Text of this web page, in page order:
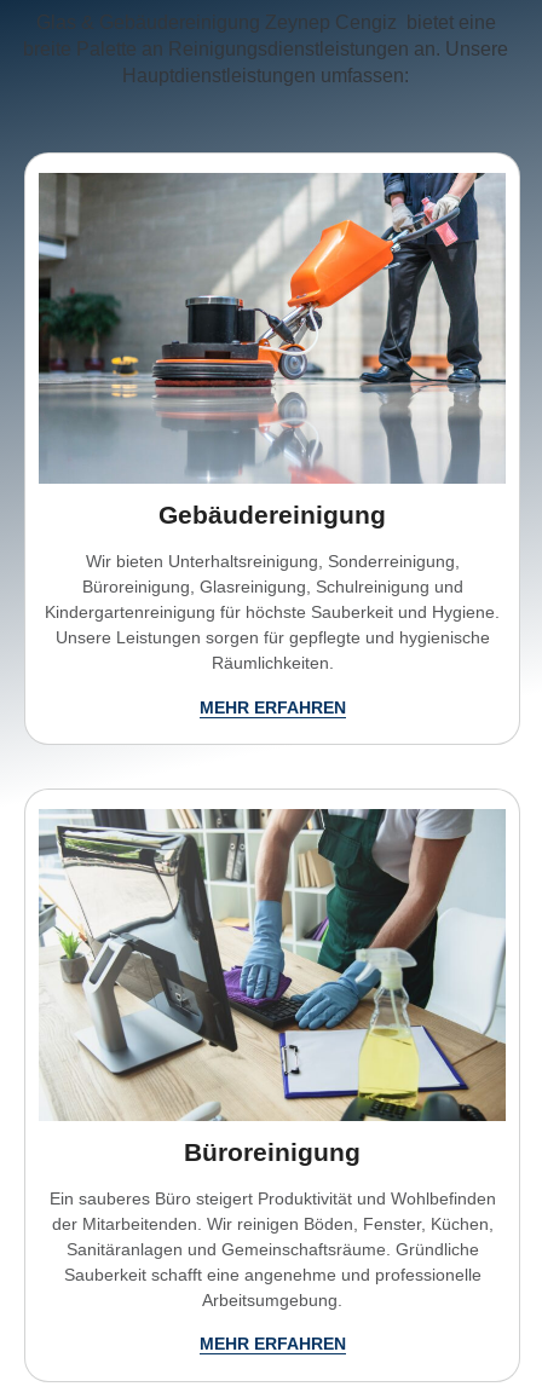
Glas & Gebäudereinigung Zeynep Cengiz bietet eine
breite Palette an Reinigungsdienstleistungen an. Unsere
Hauptdienstleistungen umfassen:
Gebäudereinigung
Wir bieten Unterhaltsreinigung, Sonderreinigung,
Büroreinigung, Glasreinigung, Schulreinigung und
Kindergartenreinigung für höchste Sauberkeit und Hygiene.
Unsere Leistungen sorgen für gepflegte und hygienische
Räumlichkeiten.
MEHR ERFAHREN
Büroreinigung
Ein sauberes Büro steigert Produktivität und Wohlbefinden
der Mitarbeitenden. Wir reinigen Böden, Fenster, Küchen,
Sanitäranlagen und Gemeinschaftsräume. Gründliche
Sauberkeit schafft eine angenehme und professionelle
Arbeitsumgebung.
MEHR ERFAHREN